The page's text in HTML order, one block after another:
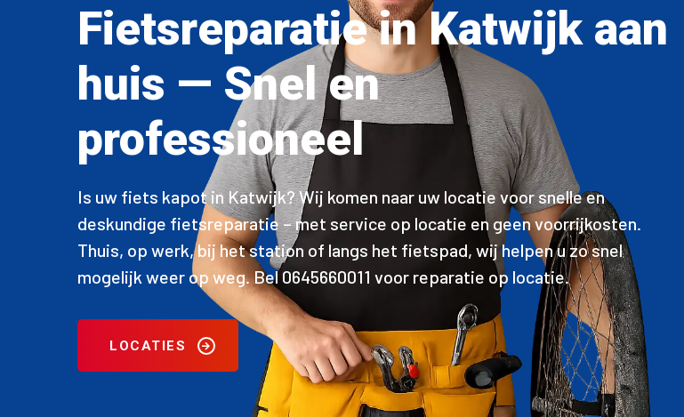
Fietsreparatie in Katwijk aan
huis — Snel en
professioneel
Is uw fiets kapot in Katwijk? Wij komen naar uw locatie voor snelle en
deskundige fietsreparatie – met service op locatie en geen voorrijkosten.
Thuis, op werk, bij het station of langs het fietspad, wij helpen u zo snel
mogelijk weer op weg. Bel 0645660011 voor reparatie op locatie.
LOCATIES